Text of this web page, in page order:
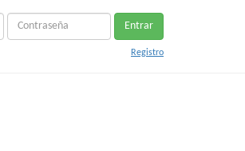
Entrar
Registro